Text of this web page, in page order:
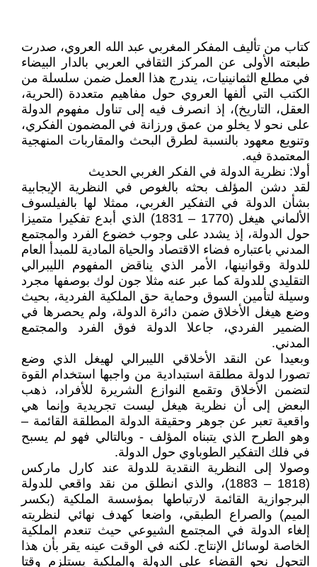
كتاب من تأليف المفكر المغربي عبد الله العروي، صدرت
طبعته الأولى عن المركز الثقافي العربي بالدار البيضاء
في مطلع الثمانينيات، يندرج هذا العمل ضمن سلسلة من
الكتب التي ألفها العروي حول مفاهيم متعددة (الحرية،
العقل، التاريخ)، إذ انصرف فيه إلى تناول مفهوم الدولة
على نحو لا يخلو من عمق ورزانة في المضمون الفكري،
وتنويع معهود بالنسبة لطرق البحث والمقاربات المنهجية
المعتمدة فيه.
أولا: نظرية الدولة في الفكر الغربي الحديث
لقد دشن المؤلف بحثه بالغوص في النظرية الإيجابية
بشأن الدولة في التفكير الغربي، ممثلا لها بالفيلسوف
الألماني هيغل (1770 – 1831) الذي أبدع تفكيرا متميزا
حول الدولة، إذ يشدد على وجوب خضوع الفرد والمجتمع
المدني باعتباره فضاء الاقتصاد والحياة المادية للمبدأ العام
للدولة وقوانينها، الأمر الذي يناقض المفهوم الليبرالي
التقليدي للدولة كما عبر عنه مثلا جون لوك بوصفها مجرد
وسيلة لتأمين السوق وحماية حق الملكية الفردية، بحيث
وضع هيغل الأخلاق ضمن دائرة الدولة، ولم يحصرها في
الضمير الفردي، جاعلا الدولة فوق الفرد والمجتمع
المدني.
وبعيدا عن النقد الأخلاقي الليبرالي لهيغل الذي وضع
تصورا لدولة مطلقة استبدادية من واجبها استخدام القوة
لتضمن الأخلاق وتقمع النوازع الشريرة للأفراد، ذهب
البعض إلى أن نظرية هيغل ليست تجريدية وإنما هي
واقعية تعبر عن جوهر وحقيقة الدولة المطلقة القائمة –
وهو الطرح الذي يتبناه المؤلف - وبالتالي فهو لم يسبح
في فلك التفكير الطوباوي حول الدولة.
وصولا إلى النظرية النقدية للدولة عند كارل ماركس
(1818 – 1883)، والذي انطلق من نقد واقعي للدولة
البرجوازية القائمة لارتباطها بمؤسسة الملكية (بكسر
الميم) والصراع الطبقي، واضعا كهدف نهائي لنظريته
إلغاء الدولة في المجتمع الشيوعي حيث تنعدم الملكية
الخاصة لوسائل الإنتاج. لكنه في الوقت عينه يقر بأن هذا
التحول نحو القضاء على الدولة والملكية يستلزم وقتا